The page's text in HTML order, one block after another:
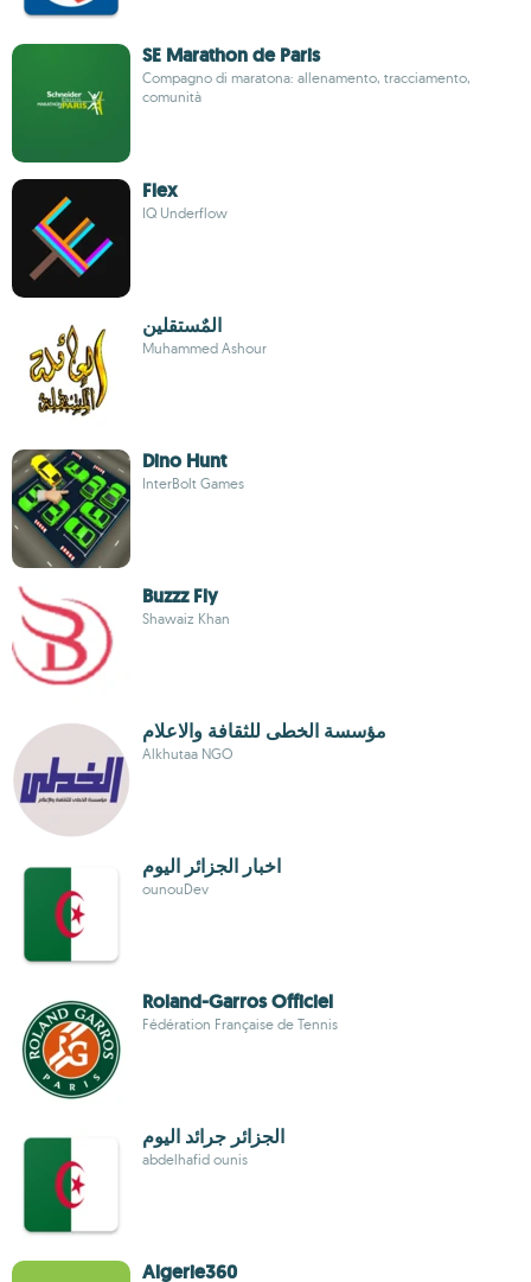
SE Marathon de Paris
Compagno di maratona: allenamento, tracciamento,
comunità
Flex
IQ Underflow
المٌستقلين
Muhammed Ashour
Dino Hunt
InterBolt Games
Buzzz Fly
Shawaiz Khan
مؤسسة الخطى للثقافة والاعلام
Alkhutaa NGO
اخبار الجزائر اليوم
ounouDev
Roland-Garros Officiel
Fédération Française de Tennis
الجزائر جرائد اليوم
abdelhafid ounis
Algerie360